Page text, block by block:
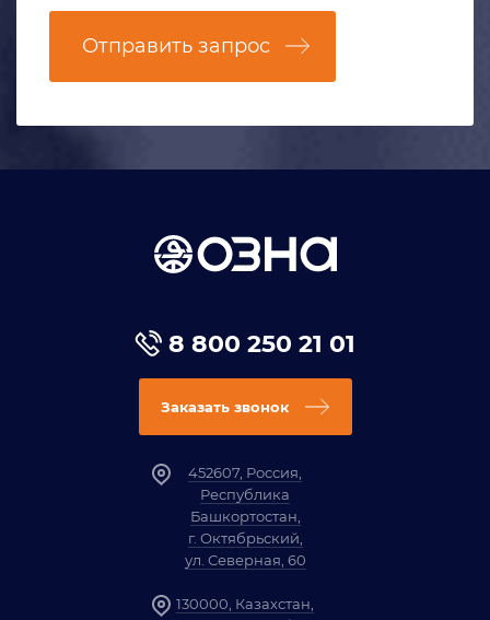
Отправить запрос
8 800 250 21 01
Заказать звонок
452607, Россия,
Республика
Башкортостан,
г. Октябрьский,
ул. Северная, 60
130000, Казахстан,